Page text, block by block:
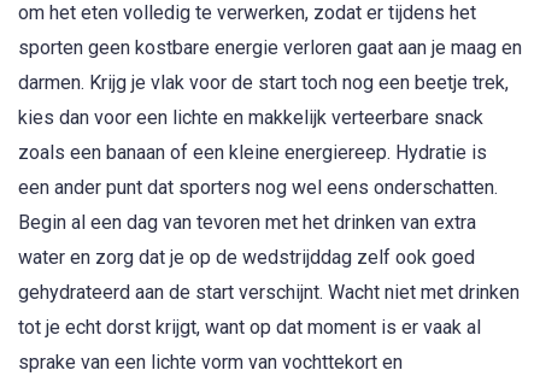
om het eten volledig te verwerken, zodat er tijdens het
sporten geen kostbare energie verloren gaat aan je maag en
darmen. Krijg je vlak voor de start toch nog een beetje trek,
kies dan voor een lichte en makkelijk verteerbare snack
zoals een banaan of een kleine energiereep. Hydratie is
een ander punt dat sporters nog wel eens onderschatten.
Begin al een dag van tevoren met het drinken van extra
water en zorg dat je op de wedstrijddag zelf ook goed
gehydrateerd aan de start verschijnt. Wacht niet met drinken
tot je echt dorst krijgt, want op dat moment is er vaak al
sprake van een lichte vorm van vochttekort en